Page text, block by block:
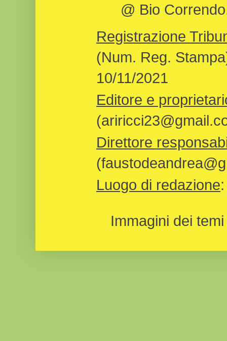
@ Bio
Registrazione
(Num. Reg.
10/11/2021
Editore e
Direttore
Luogo di redazione
Immagini dei